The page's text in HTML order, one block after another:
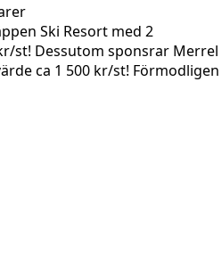
Ski Resort med 2
st! Dessutom sponsrar Merrel
ca 1 500 kr/st! Förmodligen